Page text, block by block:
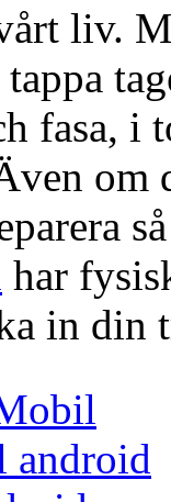
liv.
fasa, i
om
har
in din
android